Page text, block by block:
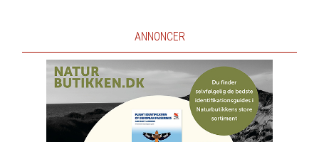
ANNONCER